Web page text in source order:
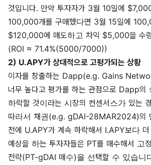
것입니다. 만약 투자자가 3월 10일에
100,000개를 구매했다면 3월 15일에
$120,000에 매도하고 차익 $5,000을 수
(ROI ≈ 71.4%(5000/7000))
2) U.APY가 상대적으로 고평가되는 상황
이자를 창출하는 Dapp(e.g. Gains
너무 높다고 평가를 하는 관점으로 Dapp의
하락할 것이라는 시장의 컨센서스가 있는
따라서 채권(e.g. gDAI-28MAR2024)의
전에 U.APY가 계속 하락해서 I.APY보다
예상을 하는 투자자들은 PT를 매수해서 고
전략(PT-gDAI 매수)을 선택할 수 있습니